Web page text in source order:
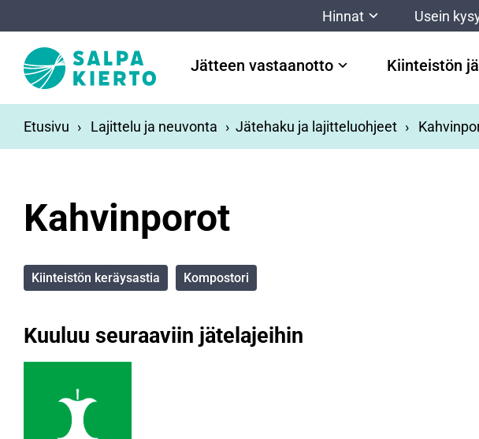
Hinnat Usein
Jätteen vastaanotto Kiinteistön
Etusivu Lajittelu ja neuvonta Jätehaku ja lajitteluohjeet
Kahvinporot
Kiinteistön keräysastia Kompostori
Kuuluu seuraaviin jätelajeihin